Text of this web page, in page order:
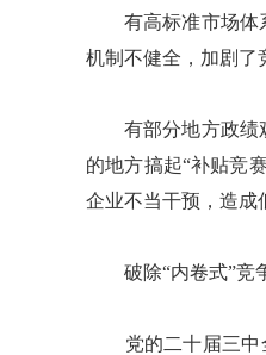
有高标准市场体系
机制不健全，加剧了
有部分地方政绩观
的地方搞起“补贴竞
企业不当干预，造成
破除“内卷式”竞争
党的二十届三中全